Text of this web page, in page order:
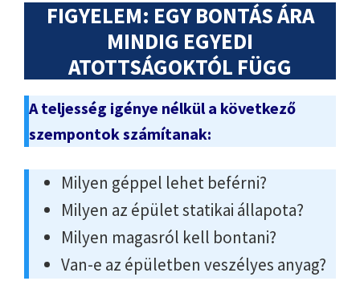
FIGYELEM: EGY BONTÁS ÁRA
MINDIG EGYEDI
ATOTTSÁGOKTÓL FÜGG
A teljesség igénye nélkül a következő
szempontok számítanak:
Milyen géppel lehet beférni?
Milyen az épület statikai állapota?
Milyen magasról kell bontani?
Van-e az épületben veszélyes anyag?